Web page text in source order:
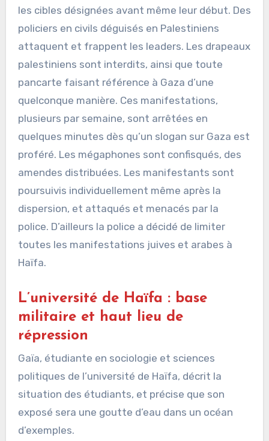
les cibles désignées avant même leur début. Des
policiers en civils déguisés en Palestiniens
attaquent et frappent les leaders. Les drapeaux
palestiniens sont interdits, ainsi que toute
pancarte faisant référence à Gaza d’une
quelconque manière. Ces manifestations,
plusieurs par semaine, sont arrêtées en
quelques minutes dès qu’un slogan sur Gaza est
proféré. Les mégaphones sont confisqués, des
amendes distribuées. Les manifestants sont
poursuivis individuellement même après la
dispersion, et attaqués et menacés par la
police. D’ailleurs la police a décidé de limiter
toutes les manifestations juives et arabes à
Haïfa.
L’université de Haïfa : base
militaire et haut lieu de
répression
Gaïa, étudiante en sociologie et sciences
politiques de l’université de Haïfa, décrit la
situation des étudiants, et précise que son
exposé sera une goutte d’eau dans un océan
d’exemples.